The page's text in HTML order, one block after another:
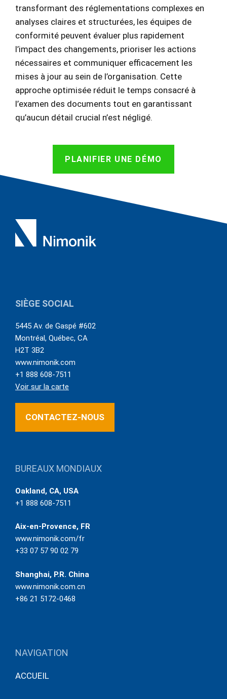
transformant des réglementations complexes en
analyses claires et structurées, les équipes de
conformité peuvent évaluer plus rapidement
l’impact des changements, prioriser les actions
nécessaires et communiquer efficacement les
mises à jour au sein de l’organisation. Cette
approche optimisée réduit le temps consacré à
l’examen des documents tout en garantissant
qu’aucun détail crucial n’est négligé.
PLANIFIER UNE DÉMO
SIÈGE SOCIAL
5445 Av. de Gaspé #602
Montréal, Québec, CA
H2T 3B2
www.nimonik.com
+1 888 608-7511
Voir sur la carte
CONTACTEZ-NOUS
BUREAUX MONDIAUX
Oakland, CA, USA
+1 888 608-7511
Aix-en-Provence, FR
www.nimonik.com/fr
+33 07 57 90 02 79
Shanghai, P.R. China
www.nimonik.com.cn
+86 21 5172-0468
NAVIGATION
ACCUEIL